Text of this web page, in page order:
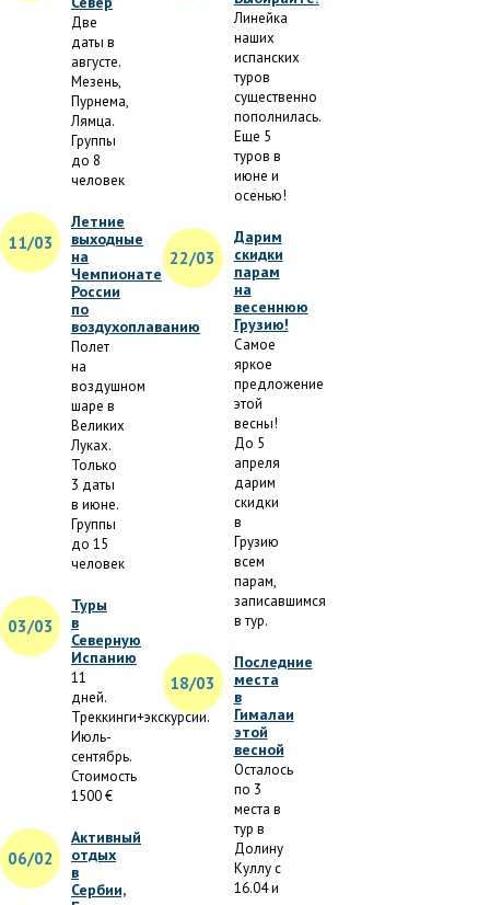
Две
даты в
августе.
Мезень,
Пурнема,
Лямца.
Группы
до 8
человек
11/03
Летние
выходные
на
Чемпионате
России
по
воздухоплаванию
Полет
на
воздушном
шаре в
Великих
Луках.
Только
3 даты
в июне.
Группы
до 15
человек
03/03
Туры
в
Северную
Испанию
11
дней.
Треккинги+экскурсии.
Июль-
сентябрь.
Стоимость
1500 €
06/02
Активный
отдых
в
Сербии,
Линейка
наших
испанских
туров
существенно
пополнилась.
Еще 5
туров в
июне и
осенью!
22/03
Дарим
скидки
парам
на
весеннюю
Грузию!
Самое
яркое
предложение
этой
весны!
До 5
апреля
дарим
скидки
в
Грузию
всем
парам,
записавшимся
в тур.
18/03
Последние
места
в
Гималаи
этой
весной
Осталось
по 3
места в
тур в
Долину
Куллу с
16.04 и